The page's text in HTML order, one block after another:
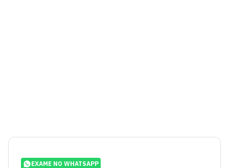
EXAME NO WHATSAPP